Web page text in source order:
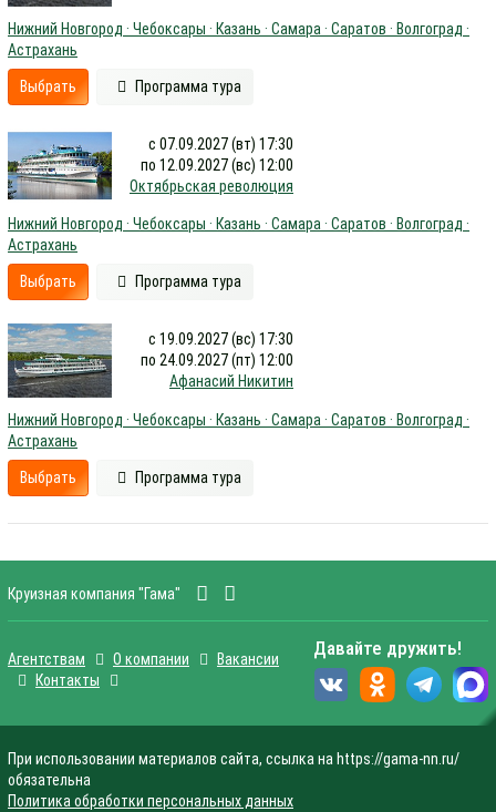
Нижний Новгород · Чебоксары · Казань · Самара · Саратов · Волгоград ·
Астрахань
Выбрать Программа тура
с 07.09.2027 (вт) 17:30
по 12.09.2027 (вс) 12:00
Октябрьская революция
Нижний Новгород · Чебоксары · Казань · Самара · Саратов · Волгоград ·
Астрахань
Выбрать Программа тура
с 19.09.2027 (вс) 17:30
по 24.09.2027 (пт) 12:00
Афанасий Никитин
Нижний Новгород · Чебоксары · Казань · Самара · Саратов · Волгоград ·
Астрахань
Выбрать Программа тура
Круизная компания "Гама"
Агентствам О компании
Вакансии
Контакты
Давайте дружить!
При использовании материалов сайта, ссылка на https://gama-nn.ru/
обязательна
Политика обработки персональных данных